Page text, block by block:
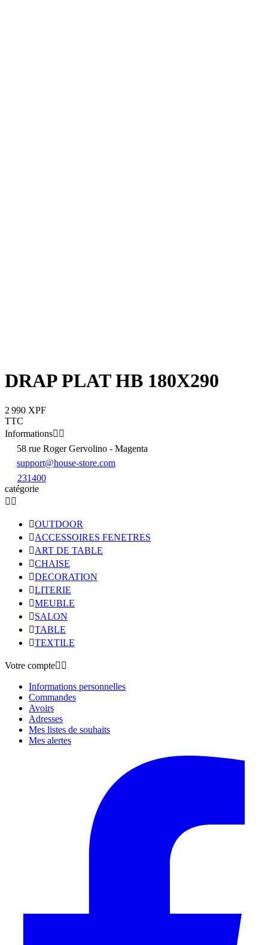
DRAP PLAT HB 180X290
2 990 XPF
TTC
Informations 
58 rue Roger Gervolino - Magenta
support@house-store.com
231400
catégorie
 
OUTDOOR
ACCESSOIRES FENETRES
ART DE TABLE
CHAISE
DECORATION
LITERIE
MEUBLE
SALON
TABLE
TEXTILE
Votre compte 
Informations personnelles
Commandes
Avoirs
Adresses
Mes listes de souhaits
Mes alertes